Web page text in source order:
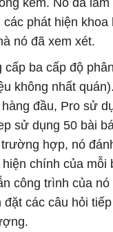
kém. Nó đã làm
phát hiện khoa
nó đã xem xét.
cấp ba cấp độ
không nhất
đầu, Pro sử
sử dụng 50 bài
hợp, nó
chính của mỗi
công trình của nó
đặt các câu hỏi